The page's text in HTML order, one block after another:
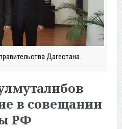
Дагестана.
в совещании
РФ